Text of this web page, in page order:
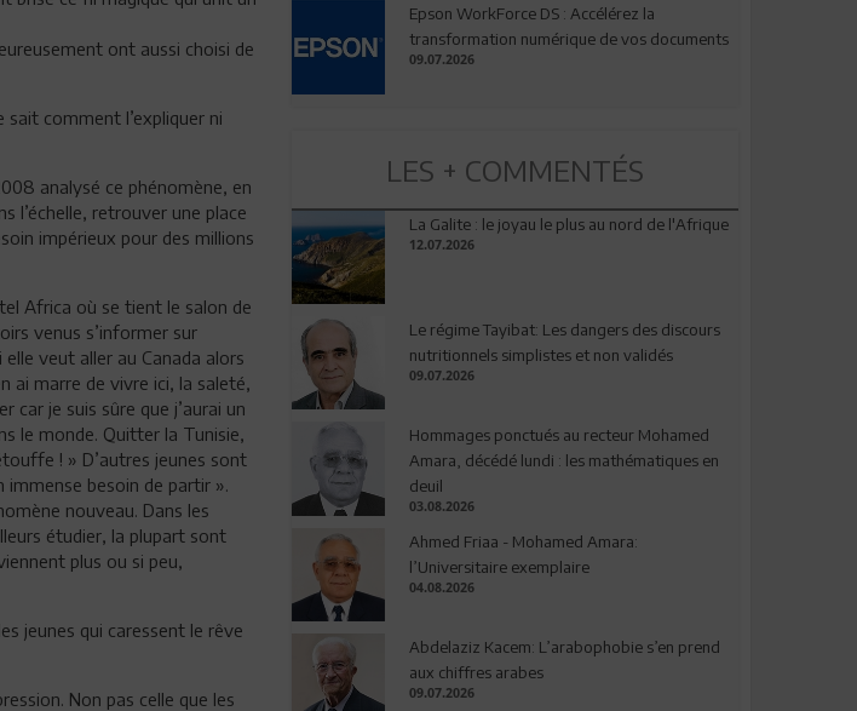
ont aussi choisi de
comment l’expliquer ni
analysé ce phénomène, en
l’échelle, retrouver une place
impérieux pour des millions
Africa où se tient le salon de
venus s’informer sur
veut aller au Canada alors
ai marre de vivre ici, la saleté,
car je suis sûre que j’aurai un
le monde. Quitter la Tunisie,
! » D’autres jeunes sont
besoin de partir ».
nouveau. Dans les
étudier, la plupart sont
plus ou si peu,
jeunes qui caressent le rêve
Non pas celle que les
Epson WorkForce DS : Accélérez la
transformation numérique de vos documents
09.07.2026
LES + COMMENTÉS
La Galite : le joyau le plus au nord de l'Afrique
12.07.2026
Le régime Tayibat: Les dangers des discours
nutritionnels simplistes et non validés
09.07.2026
Hommages ponctués au recteur Mohamed
Amara, décédé lundi : les mathématiques en
deuil
03.08.2026
Ahmed Friaa - Mohamed Amara:
l’Universitaire exemplaire
04.08.2026
Abdelaziz Kacem: L’arabophobie s’en prend
aux chiffres arabes
09.07.2026